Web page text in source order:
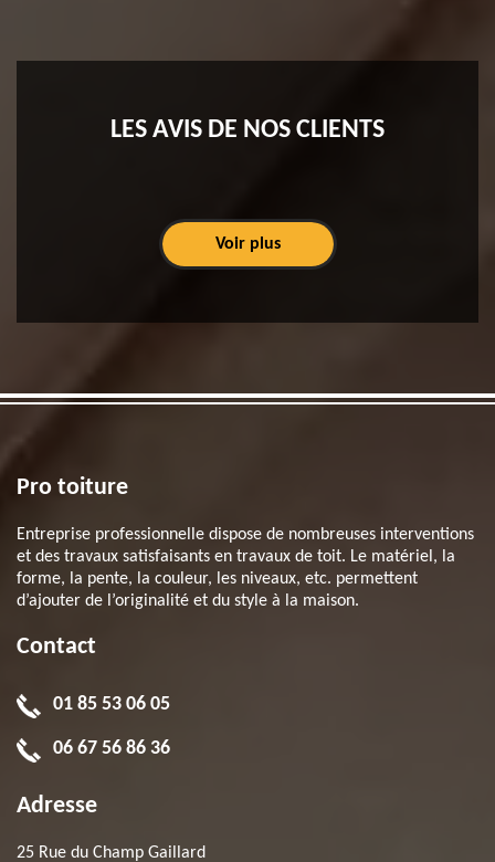
LES AVIS DE NOS CLIENTS
Voir plus
Pro toiture
Entreprise professionnelle dispose de nombreuses interventions
et des travaux satisfaisants en travaux de toit. Le matériel, la
forme, la pente, la couleur, les niveaux, etc. permettent
d’ajouter de l’originalité et du style à la maison.
Contact
01 85 53 06 05
06 67 56 86 36
Adresse
25 Rue du Champ Gaillard